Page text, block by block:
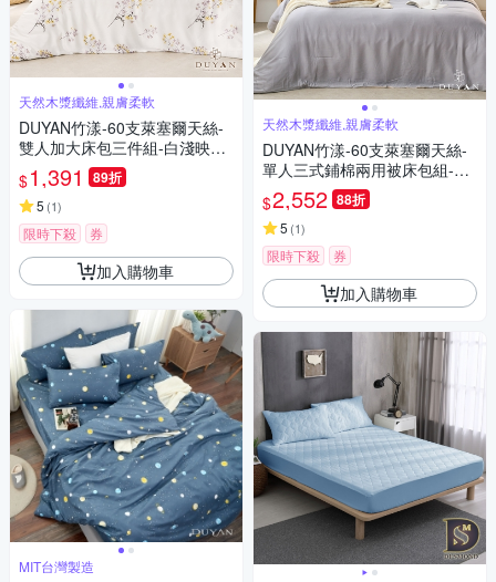
天然木漿纖維,親膚柔軟
DUYAN竹漾-60支萊塞爾天絲-
雙人加大床包三件組-白淺映雪
台灣製
$1,391 89折
5 (1)
限時下殺 券
加入購物車
MIT台灣製造
天然木漿纖維,親膚柔軟
DUYAN竹漾-60支萊塞爾天絲-
單人三式鋪棉兩用被床包組-芝
麻乳酪 台灣製
$2,552 88折
5 (1)
限時下殺 券
加入購物車